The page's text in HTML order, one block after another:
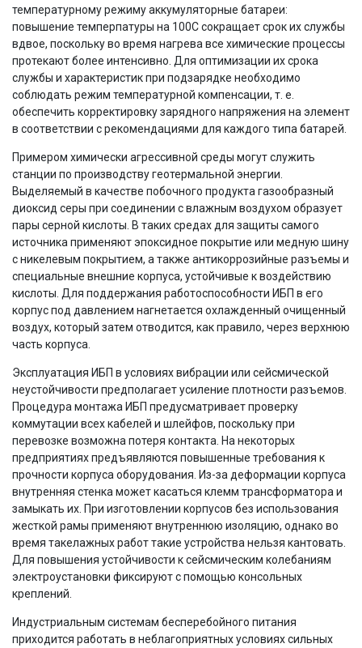
температурному режиму аккумуляторные батареи:
повышение темперпатуры на 100С сокращает срок их службы
вдвое, поскольку во время нагрева все химические процессы
протекают более интенсивно. Для оптимизации их срока
службы и характеристик при подзарядке необходимо
соблюдать режим температурной компенсации, т. е.
обеспечить корректировку зарядного напряжения на элемент
в соответствии с рекомендациями для каждого типа батарей.
Примером химически агрессивной среды могут служить
станции по производству геотермальной энергии.
Выделяемый в качестве побочного продукта газообразный
диоксид серы при соединении с влажным воздухом образует
пары серной кислоты. В таких средах для защиты самого
источника применяют эпоксидное покрытие или медную шину
с никелевым покрытием, а также антикоррозийные разъемы и
специальные внешние корпуса, устойчивые к воздействию
кислоты. Для поддержания работоспособности ИБП в его
корпус под давлением нагнетается охлажденный очищенный
воздух, который затем отводится, как правило, через верхнюю
часть корпуса.
Эксплуатация ИБП в условиях вибрации или сейсмической
неустойчивости предполагает усиление плотности разъемов.
Процедура монтажа ИБП предусматривает проверку
коммутации всех кабелей и шлейфов, поскольку при
перевозке возможна потеря контакта. На некоторых
предприятиях предъявляются повышенные требования к
прочности корпуса оборудования. Из-за деформации корпуса
внутренняя стенка может касаться клемм трансформатора и
замыкать их. При изготовлении корпусов без использования
жесткой рамы применяют внутреннюю изоляцию, однако во
время такелажных работ такие устройства нельзя кантовать.
Для повышения устойчивости к сейсмическим колебаниям
электроустановки фиксируют с помощью консольных
креплений.
Индустриальным системам бесперебойного питания
приходится работать в неблагоприятных условиях сильных